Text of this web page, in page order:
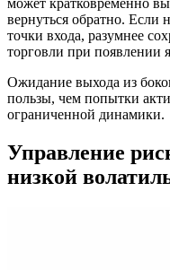
может кратковременно
вернуться обратно. Если
точки входа, разумнее
торговли при появлении
Ожидание выхода из
пользы, чем попытки
ограниченной динамики.
Управление
низкой